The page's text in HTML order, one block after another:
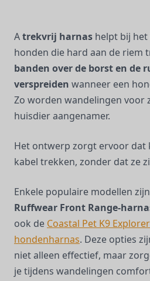
Atrekvrij harnas helpt bij
honden die hard aan de riem
banden over de borst en de
verspreiden wanneer een
Zo worden wandelingen voor
huisdier aangenamer.
Het ontwerp zorgt ervoor dat
kabel trekken, zonder dat ze
Enkele populaire modellen
Ruffwear Front Range-
ook de Coastal Pet K9
hondenharnas. Deze opties
niet alleen effectief, maar
je tijdens wandelingen